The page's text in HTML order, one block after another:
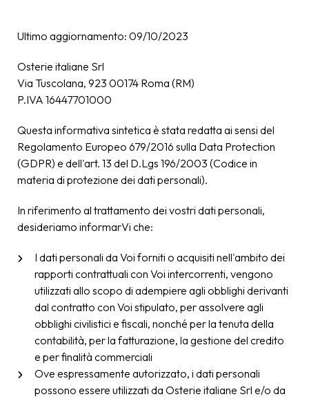
Ultimo aggiornamento: 09/10/2023
Osterie italiane Srl
Via Tuscolana, 923 00174 Roma (RM)
P.IVA 16447701000
Questa informativa sintetica è stata redatta ai sensi del
Regolamento Europeo 679/2016 sulla Data Protection
(GDPR) e dell'art. 13 del D.Lgs 196/2003 (Codice in
materia di protezione dei dati personali).
In riferimento al trattamento dei vostri dati personali,
desideriamo informarVi che:
I dati personali da Voi forniti o acquisiti nell'ambito dei
rapporti contrattuali con Voi intercorrenti, vengono
utilizzati allo scopo di adempiere agli obblighi derivanti
dal contratto con Voi stipulato, per assolvere agli
obblighi civilistici e fiscali, nonché per la tenuta della
contabilità, per la fatturazione, la gestione del credito
e per finalità commerciali
Ove espressamente autorizzato, i dati personali
possono essere utilizzati da Osterie italiane Srl e/o da